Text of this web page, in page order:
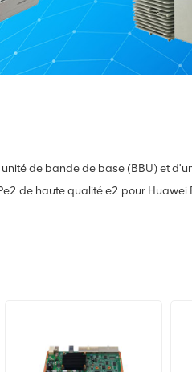
de bande de base (BBU) et
de haute qualité e2 pour Huawei